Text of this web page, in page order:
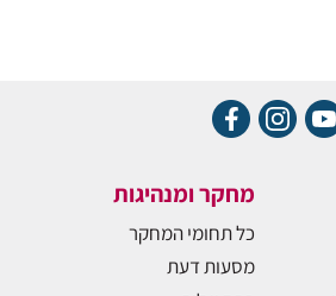
מחקר ומנהיגות
כל תחומי המחקר
מסעות דעת